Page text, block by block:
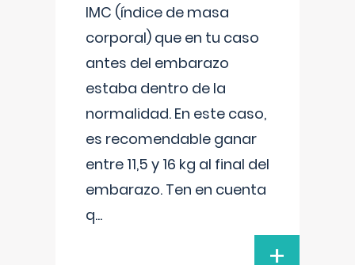
IMC (índice de masa
corporal) que en tu caso
antes del embarazo
estaba dentro de la
normalidad. En este caso,
es recomendable ganar
entre 11,5 y 16 kg al final del
embarazo. Ten en cuenta
q...
+